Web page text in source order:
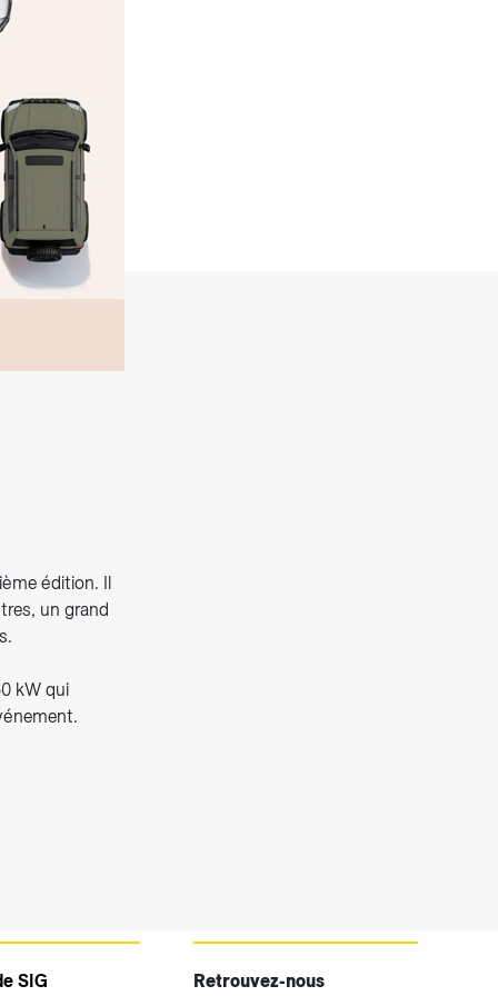
édition. Il
un grand
kW qui
SIG Retrouvez-nous